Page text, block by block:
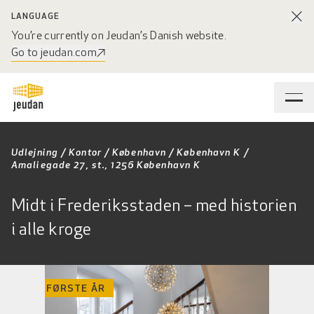
LANGUAGE
You’re currently on Jeudan’s Danish website.
Go to jeudan.com
Udlejning / Kontor / København / København K /
Amaliegade 27, st., 1256 København K
Midt i Frederiksstaden – med historien
i alle kroge
RABAT FØRSTE ÅR